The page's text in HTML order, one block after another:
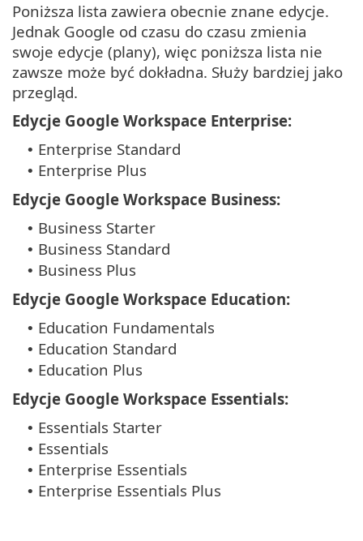
Poniższa lista zawiera obecnie znane edycje.
Jednak Google od czasu do czasu zmienia
swoje edycje (plany), więc poniższa lista nie
zawsze może być dokładna. Służy bardziej jako
przegląd.
Edycje Google Workspace Enterprise:
• Enterprise Standard
• Enterprise Plus
Edycje Google Workspace Business:
• Business Starter
• Business Standard
• Business Plus
Edycje Google Workspace Education:
• Education Fundamentals
• Education Standard
• Education Plus
Edycje Google Workspace Essentials:
• Essentials Starter
• Essentials
• Enterprise Essentials
• Enterprise Essentials Plus